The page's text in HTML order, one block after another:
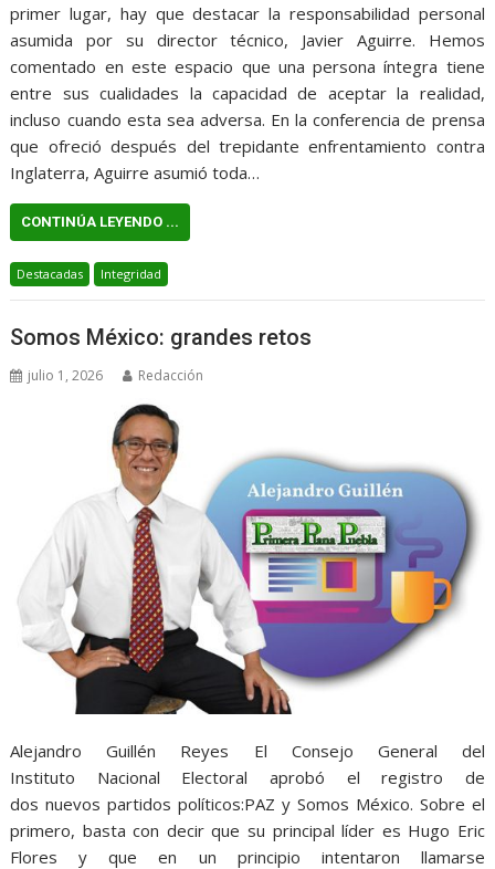
primer lugar, hay que destacar la responsabilidad personal
asumida por su director técnico, Javier Aguirre. Hemos
comentado en este espacio que una persona íntegra tiene
entre sus cualidades la capacidad de aceptar la realidad,
incluso cuando esta sea adversa. En la conferencia de prensa
que ofreció después del trepidante enfrentamiento contra
Inglaterra, Aguirre asumió toda…
CONTINÚA LEYENDO ...
Destacadas Integridad
Somos México: grandes retos
julio 1, 2026 Redacción
Alejandro Guillén Reyes El Consejo General del
Instituto Nacional Electoral aprobó el registro de
dos nuevos partidos políticos:PAZ y Somos México. Sobre el
primero, basta con decir que su principal líder es Hugo Eric
Flores y que en un principio intentaron llamarse